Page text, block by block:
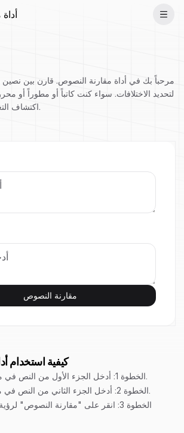
مرحباً بك في أداة مقارنة النصوص. قارن بين نصين
لتحديد الاختلافات. سواء كنت كاتباً أو مطوراً أو
اكتشاف التغييرات بسرعة وكفاءة.
مقارنة النصوص
كيفية استخدام
الخطوة 1: أدخل الجزء الأول من النص في مربع الإدخال الأيسر.
الخطوة 2: أدخل الجزء الثاني من النص في مربع الإدخال الأيمن.
الخطوة 3: انقر على "مقارنة النصوص"